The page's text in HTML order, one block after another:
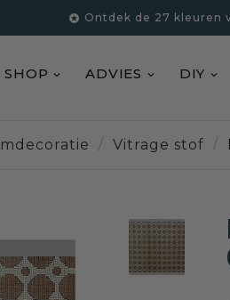
 Ontdek de 27 kleuren
SHOP ADVIES DIY
Vitrage stof